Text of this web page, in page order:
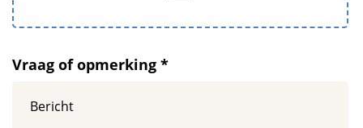
Vraag of opmerking *